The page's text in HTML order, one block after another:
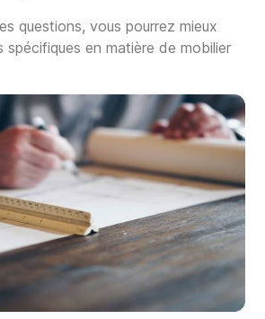
questions, vous pourrez mieux
spécifiques en matière de mobilier